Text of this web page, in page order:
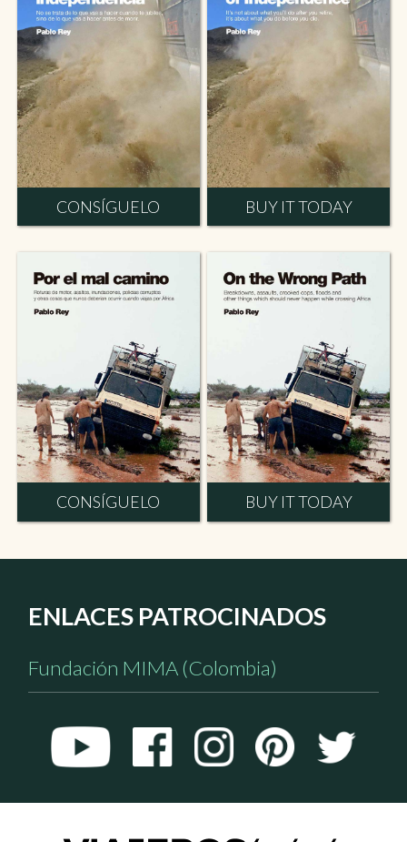
CONSÍGUELO BUY IT TODAY
CONSÍGUELO BUY IT TODAY
ENLACES PATROCINADOS
Fundación MIMA (Colombia)